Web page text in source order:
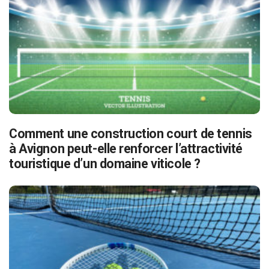
Comment une construction court de tennis
à Avignon peut-elle renforcer l’attractivité
touristique d’un domaine viticole ?